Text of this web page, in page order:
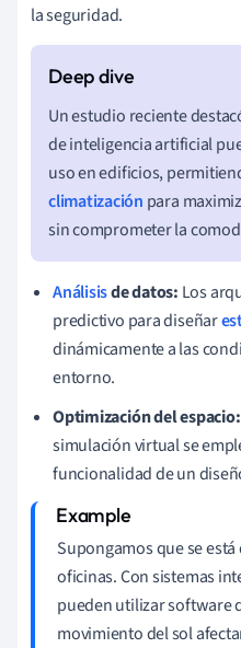
la seguridad.
Un estudio reciente
de inteligencia artificial
uso en edificios,
climatización para
sin comprometer la
Análisisde datos: Los
predictivo para diseñar
dinámicamente a las
entorno.
Optimización del espacio:
simulación virtual se
funcionalidad de un
Supongamos que se
oficinas. Con sistemas
pueden utilizar software
movimiento del sol